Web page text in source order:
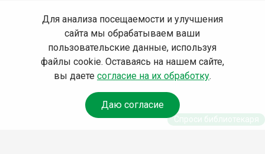
Для анализа посещаемости и улучшения
сайта мы обрабатываем ваши
пользовательские данные, используя
файлы cookie. Оставаясь на нашем сайте,
вы даете согласие на их обработку.
Даю согласие
Спроси библиотекаря